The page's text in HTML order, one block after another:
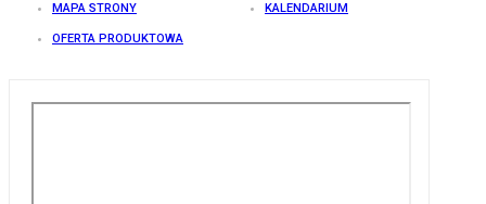
MAPA STRONY KALENDARIUM
OFERTA PRODUKTOWA